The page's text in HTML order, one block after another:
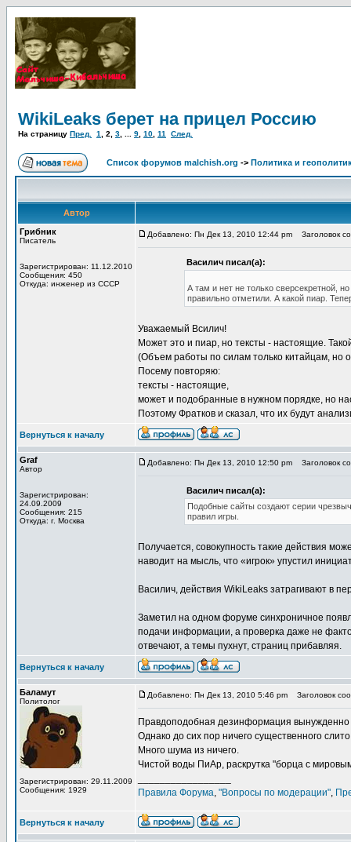
WikiLeaks берет на прицел Россию
На страницу Пред. 1 2 3 9 10 11 След.
Список форумов malchish.org -> Политика и
Автор
Грибник
Писатель
Зарегистрирован: 11.12.2010
Сообщения: 450
Откуда: инженер из СССР
Добавлено: Пн Дек 13, 2010 12:44 pm Заголовок
Василич писал(а):
А там и нет не только сверсекретной,
правильно отметили. А какой пиар.
Уважаемый Всилич!
Может это и пиар, но тексты - настоящие.
(Объем работы по силам только китайцам, но
Посему повторяю:
тексты - настоящие,
может и подобранные в нужном порядке, но
Поэтому Фратков и сказал, что их будут
Вернуться к началу
Graf
Автор
Зарегистрирован:
24.09.2009
Сообщения: 215
Откуда: г. Москва
Добавлено: Пн Дек 13, 2010 12:50 pm Заголовок
Василич писал(а):
Подобные сайты создают серии
правил игры.
Получается, совокупность такие действия
наводит на мысль, что «игрок» упустил
Василич, действия WikiLeaks затрагивают в
Заметил на одном форуме синхроничное
подачи информации, а проверка даже не
отвечают, а темы пухнут, страниц прибавляя.
Вернуться к началу
Баламут
Политолог
Зарегистрирован: 29.11.2009
Сообщения: 1929
Добавлено: Пн Дек 13, 2010 5:46 pm Заголовок
Правдоподобная дезинформация вынужденно
Однако до сих пор ничего существенного
Много шума из ничего.
Чистой воды ПиАр, раскрутка "борца с
Правила Форума, "Вопросы по модерации",
Вернуться к началу